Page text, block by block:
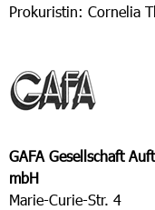
Prokuristin: Cornelia
GAFA Gesellschaft
mbH
Marie-Curie-Str. 4